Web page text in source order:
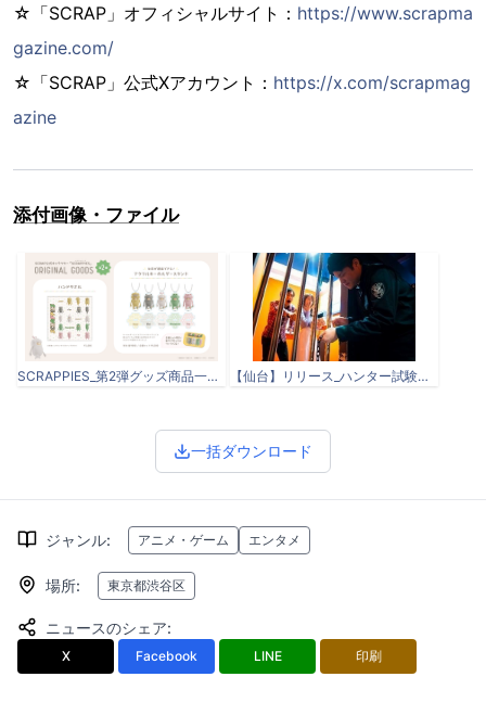
☆「SCRAP」オフィシャルサイト： https://www.scrapma
gazine.com/
☆「SCRAP」公式Xアカウント： https://x.com/scrapmag
azine
添付画像・ファイル
SCRAPPIES_第2弾グッズ商品一覧_250702.png 【仙台】リリース_ハンター試験スタジアム.docx-6.jpeg
一括ダウンロード
ジャンル: アニメ・ゲーム エンタメ
場所: 東京都渋谷区
ニュースのシェア:
X Facebook LINE 印刷